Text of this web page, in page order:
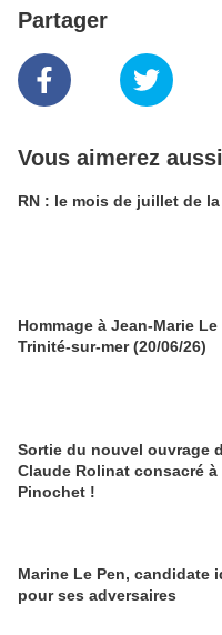
Partager
Vous aimerez aussi
RN : le mois de juillet de
Hommage à Jean-Marie Le
Trinité-sur-mer (20/06/26)
Sortie du nouvel ouvrage
Claude Rolinat consacré
Pinochet !
Marine Le Pen, candidate
pour ses adversaires